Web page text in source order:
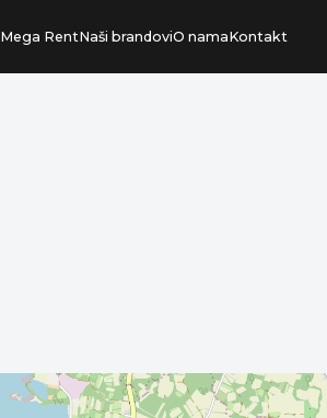
Mega RentNaši brandoviO namaKontakt